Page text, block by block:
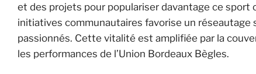
et des projets pour populariser davantage ce sport
initiatives communautaires favorise un réseautage
passionnés. Cette vitalité est amplifiée par la
les performances de l’Union Bordeaux Bègles.